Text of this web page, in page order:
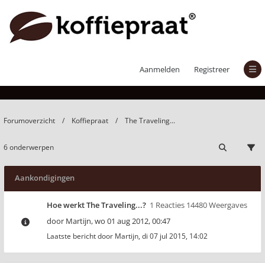
Aanmelden Registreer
Forumoverzicht Koffiepraat The Traveling...
6 onderwerpen
Aankondigingen
Hoe werkt The Traveling...? 1 Reacties 14480 Weergaves
door Martijn,wo 01 aug 2012, 00:47
Laatste bericht door Martijn, di 07 jul 2015, 14:02